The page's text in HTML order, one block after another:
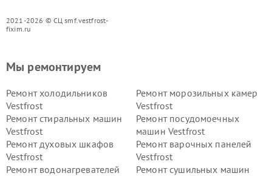
2021-2026 © СЦ smf.vestfrost-
fixim.ru
Мы ремонтируем
Ремонт холодильников
Vestfrost
Ремонт морозильных камер
Vestfrost
Ремонт стиральных машин
Vestfrost
Ремонт посудомоечных
машин Vestfrost
Ремонт духовых шкафов
Vestfrost
Ремонт варочных панелей
Vestfrost
Ремонт водонагревателей
Ремонт сушильных машин